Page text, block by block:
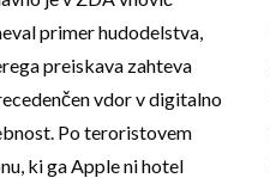
primer hudodelstva,
preiskava zahteva
vdor v digitalno
Po teroristovem
ki ga Apple ni hotel